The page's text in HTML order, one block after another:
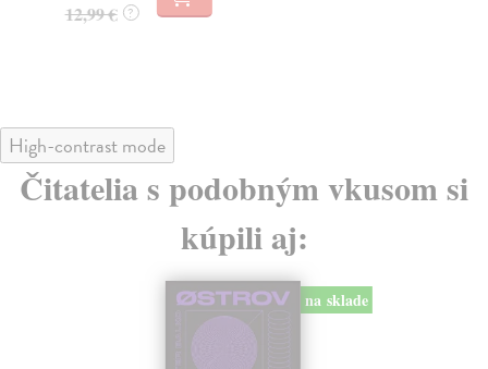
12,99 € ?
High-contrast mode
Čitatelia s podobným vkusom si
kúpili aj:
na sklade